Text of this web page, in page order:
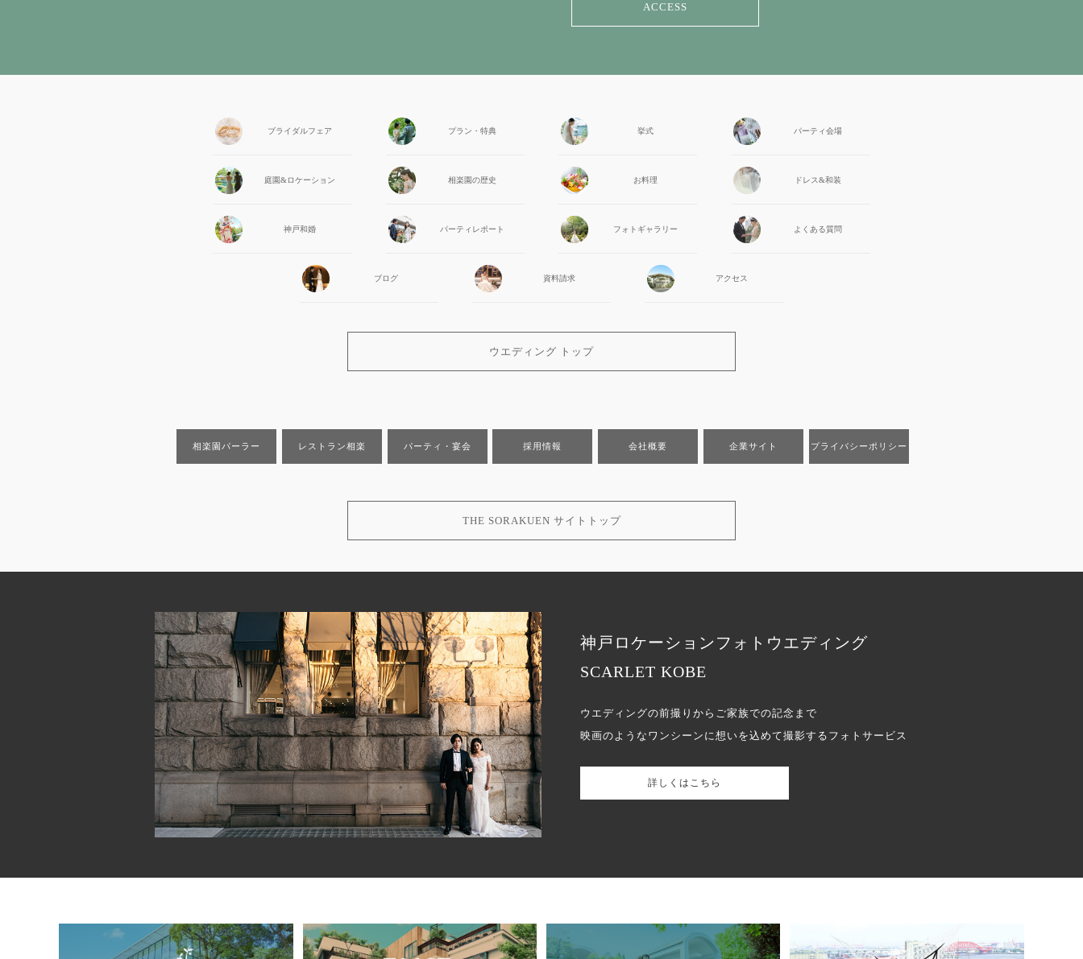
ACCESS
ブライダルフェア プラン・特典 挙式 パーティ会場
庭園&ロケーション 相楽園の歴史 お料理 ドレス&和装
神戸和婚 パーティ レポート フォト ギャラリー よくある質問
ブログ 資料請求 アクセス
ウエディング トップ
相楽園パーラー レストラン相楽 パーティ・宴会 採用情報 会社概要 企業サイト プライバシーポリシー
THE SORAKUEN サイトトップ
神戸ロケーションフォトウエディング
SCARLET KOBE
ウエディングの前撮りからご家族での記念まで
映画のようなワンシーンに想いを込めて撮影するフォトサービス
詳しくはこちら